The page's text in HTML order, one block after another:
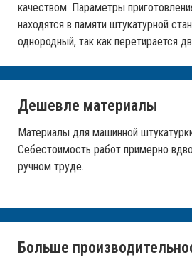
качеством. Параметры
находятся в памяти штукатурной
однородный, так как перетирается
Дешевле материалы
Материалы для машинной
Себестоимость работ примерно
ручном труде.
Больше